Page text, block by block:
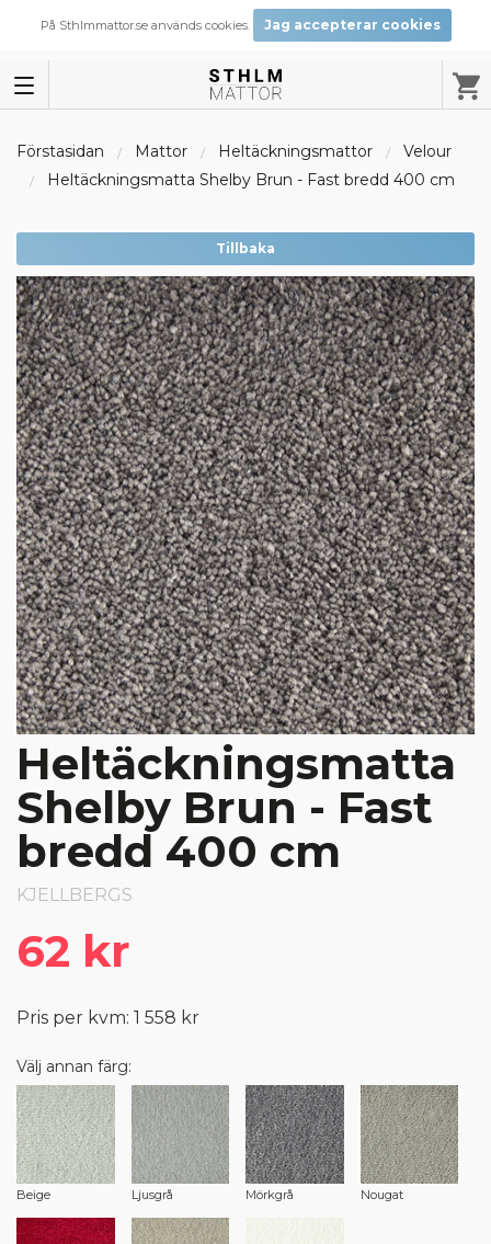
På Sthlmmattor.se används cookies. Jag accepterar cookies
Förstasidan Mattor Heltäckningsmattor
Velour
Heltäckningsmatta Shelby Brun - Fast bredd 400 cm
Tillbaka
Heltäckningsmatta
Shelby Brun - Fast
bredd 400 cm
KJELLBERGS
62 kr
Pris per kvm: 1 558 kr
Välj annan färg:
Beige Ljusgrå Mörkgrå Nougat